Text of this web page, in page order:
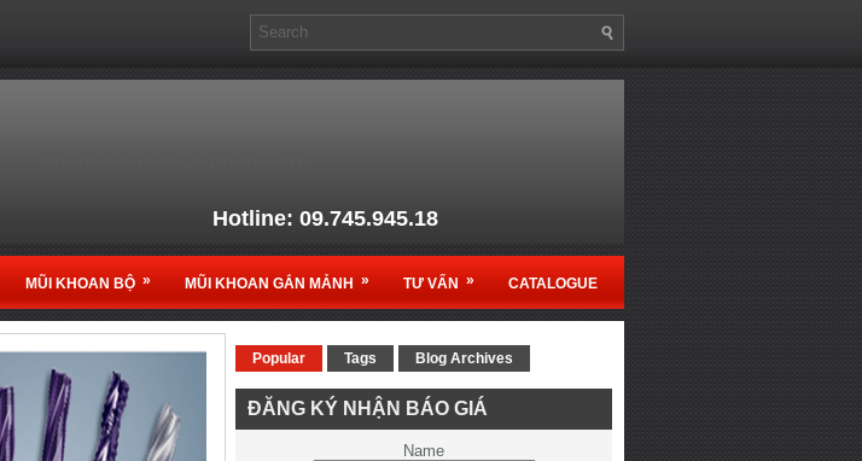
Hotline: 09.745.945.18
Email: muikhoanso1@gmail.com
Nhà Phân phối chính thức sản phẩm Ruko - Germany
tạiViệt Nam
MŨI KHOAN BỘ » MŨI KHOAN GẮN MẢNH » TƯ VẤN » CATALOGUE
Popular Tags Blog Archives
ĐĂNG KÝ NHẬN BÁO GIÁ
Name